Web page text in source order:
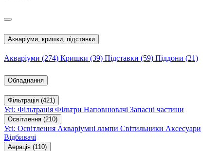
Акваріуми, кришки, підставки
Акваріуми (274) Кришки (39) Підставки (59) Піддони (21)
Обладнання
Фільтрація (421)
Усі: Фільтрація Фільтри Наповнювачі Запасні частини
Освітлення (210)
Усі: Освітлення Акваріумні лампи Світильники Аксесуари
Відбивачі
Аерація (110)